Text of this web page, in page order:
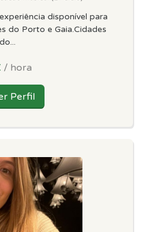
disponível para
do Porto e Gaia.Cidades
do...
/ hora
Perfil